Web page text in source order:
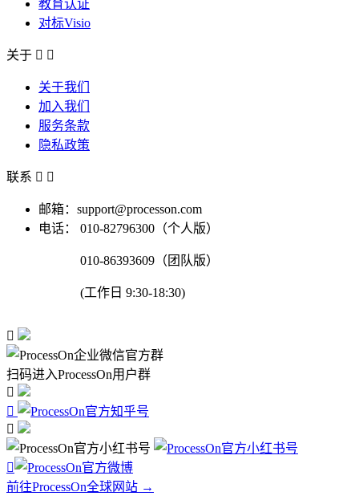
教育认证
对标Visio
关于  
关于我们
加入我们
服务条款
隐私政策
联系  
邮箱：support@processon.com
电话：
010-82796300（个人版）
010-86393609（团队版）
(工作日 9:30-18:30)

扫码进入ProcessOn用户群




前往ProcessOn全球网站 →